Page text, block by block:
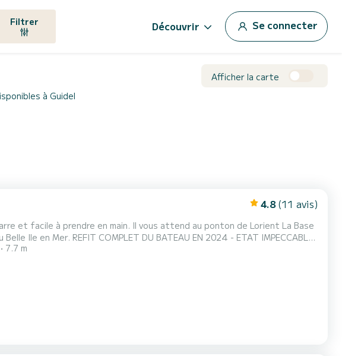
Filtrer Découvrir Se connecter
Afficher la carte
à Guidel
4.8 (11 avis)
et facile à prendre en main. Il vous attend au ponton de Lorient La Base
2024 - ETAT IMPECCABLE
obligatoire
7.7 m